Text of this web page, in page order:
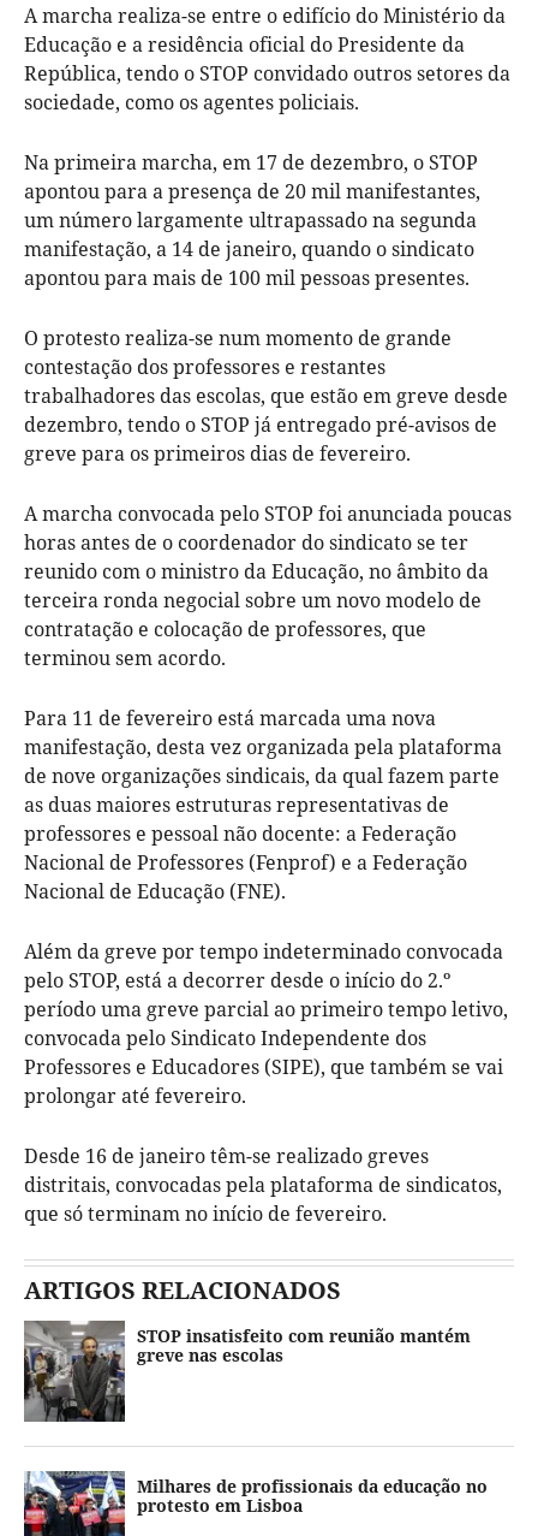
A marcha realiza-se entre o edifício do Ministério da
Educação e a residência oficial do Presidente da
República, tendo o STOP convidado outros setores da
sociedade, como os agentes policiais.
Na primeira marcha, em 17 de dezembro, o STOP
apontou para a presença de 20 mil manifestantes,
um número largamente ultrapassado na segunda
manifestação, a 14 de janeiro, quando o sindicato
apontou para mais de 100 mil pessoas presentes.
O protesto realiza-se num momento de grande
contestação dos professores e restantes
trabalhadores das escolas, que estão em greve desde
dezembro, tendo o STOP já entregado pré-avisos de
greve para os primeiros dias de fevereiro.
A marcha convocada pelo STOP foi anunciada poucas
horas antes de o coordenador do sindicato se ter
reunido com o ministro da Educação, no âmbito da
terceira ronda negocial sobre um novo modelo de
contratação e colocação de professores, que
terminou sem acordo.
Para 11 de fevereiro está marcada uma nova
manifestação, desta vez organizada pela plataforma
de nove organizações sindicais, da qual fazem parte
as duas maiores estruturas representativas de
professores e pessoal não docente: a Federação
Nacional de Professores (Fenprof) e a Federação
Nacional de Educação (FNE).
Além da greve por tempo indeterminado convocada
pelo STOP, está a decorrer desde o início do 2.º
período uma greve parcial ao primeiro tempo letivo,
convocada pelo Sindicato Independente dos
Professores e Educadores (SIPE), que também se vai
prolongar até fevereiro.
Desde 16 de janeiro têm-se realizado greves
distritais, convocadas pela plataforma de sindicatos,
que só terminam no início de fevereiro.
ARTIGOS RELACIONADOS
STOP insatisfeito com reunião mantém
greve nas escolas
Milhares de profissionais da educação no
protesto em Lisboa